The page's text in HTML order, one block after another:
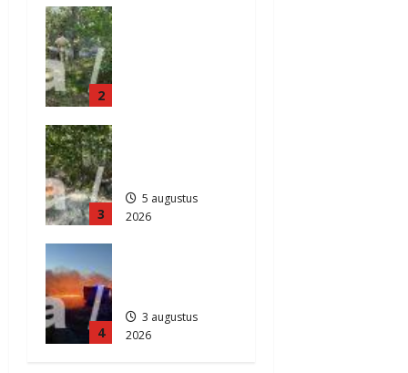
2
3
5 augustus
2026
4
3 augustus
2026